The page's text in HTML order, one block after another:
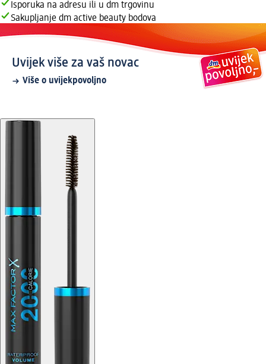
Isporuka na adresu ili u dm trgovinu
Sakupljanje dm active beauty bodova
Uvijek više za vaš novac
Više o uvijekpovoljno